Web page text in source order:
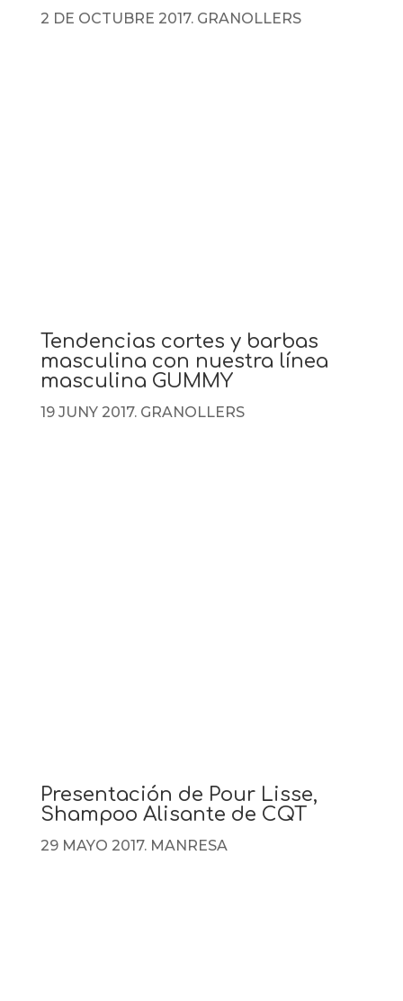
2 DE OCTUBRE 2017. GRANOLLERS
Tendencias cortes y barbas
masculina con nuestra línea
masculina GUMMY
19 JUNY 2017. GRANOLLERS
Presentación de Pour Lisse,
Shampoo Alisante de CQT
29 MAYO 2017. MANRESA